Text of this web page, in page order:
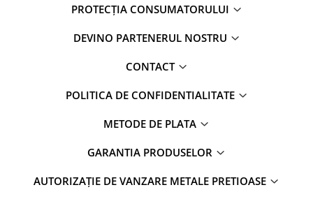
PROTECȚIA CONSUMATORULUI
DEVINO PARTENERUL NOSTRU
CONTACT
POLITICA DE CONFIDENTIALITATE
METODE DE PLATA
GARANTIA PRODUSELOR
AUTORIZAȚIE DE VANZARE METALE PRETIOASE